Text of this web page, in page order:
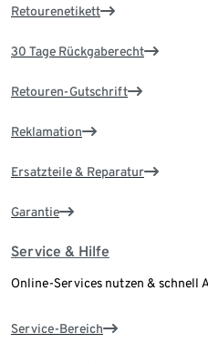
Retourenetikett
30 Tage Rückgaberecht
Retouren-Gutschrift
Reklamation
Ersatzteile & Reparatur
Garantie
Service & Hilfe
Online-Services nutzen & schnell
Service-Bereich